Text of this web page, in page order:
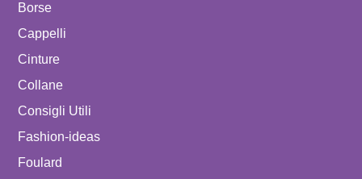
Borse
Cappelli
Cinture
Collane
Consigli Utili
Fashion-ideas
Foulard